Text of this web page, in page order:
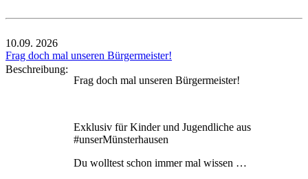
10.09. 2026
Frag doch mal unseren Bürgermeister!
Beschreibung:
Frag doch mal unseren Bürgermeister!
Exklusiv für Kinder und Jugendliche aus
#unserMünsterhausen
Du wolltest schon immer mal wissen …